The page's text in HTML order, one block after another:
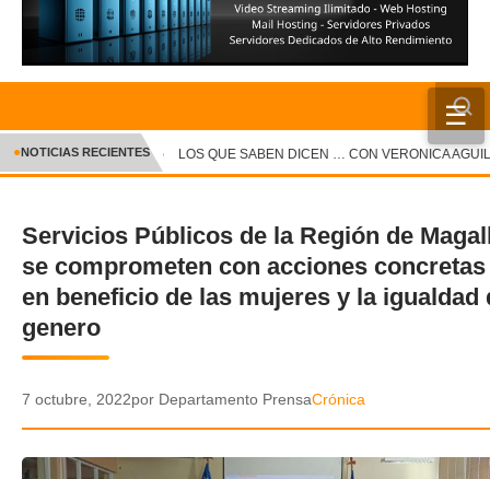
☰
INICIO
CRÓNICA
DEPORTES
ENTRETENIMIENTO Y CULTURA
POLICIAL
✕
●NOTICIAS RECIENTES LOS QUE SABEN DICEN … CON VERONICA
Servicios Públicos de la Región de
se comprometen con acciones
en beneficio de las mujeres y la igualdad
genero
7 octubre, 2022por Departamento PrensaCrónica